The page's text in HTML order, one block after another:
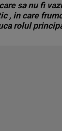
sa nu fi
, in care
rolul